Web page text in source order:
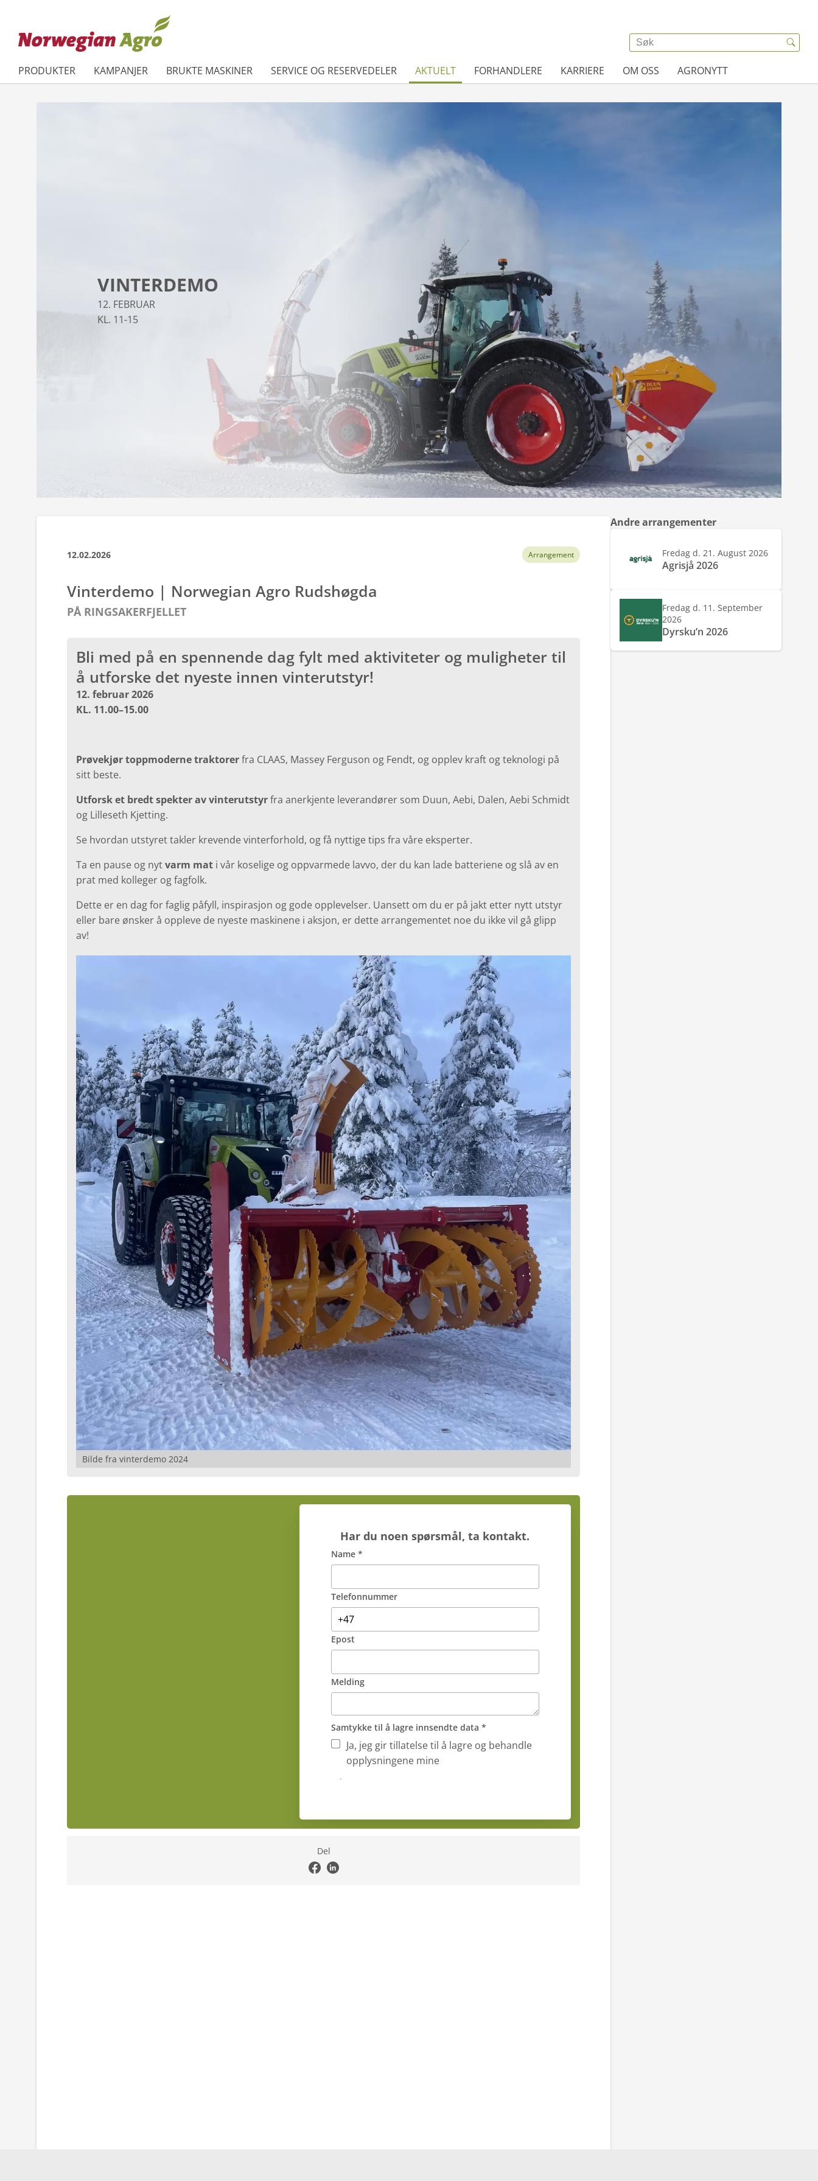
PRODUKTER KAMPANJER BRUKTE MASKINER SERVICE OG RESERVEDELER AKTUELT FORHANDLERE KARRIERE OM OSS AGRONYTT
VINTERDEMO
12. FEBRUAR
KL. 11-15
12.02.2026 Arrangement
Vinterdemo | Norwegian Agro Rudshøgda
PÅ RINGSAKERFJELLET
Bli med på en spennende dag fylt med aktiviteter og muligheter til
å utforske det nyeste innen vinterutstyr!
12. februar 2026
KL. 11.00–15.00
Prøvekjør toppmoderne traktorerfra CLAAS, Massey Ferguson og Fendt, og opplev kraft og teknologi på
sitt beste.
Utforsk et bredt spekter av vinterutstyrfra anerkjente leverandører som Duun, Aebi, Dalen, Aebi Schmidt
og Lilleseth Kjetting.
Se hvordan utstyret takler krevende vinterforhold, og få nyttige tips fra våre eksperter.
Ta en pause og nytvarm mat i vår koselige og oppvarmede lavvo, der du kan lade batteriene og slå av en
prat med kolleger og fagfolk.
Dette er en dag for faglig påfyll, inspirasjon og gode opplevelser. Uansett om du er på jakt etter nytt utstyr
eller bare ønsker å oppleve de nyeste maskinene i aksjon, er dette arrangementet noe du ikke vil gå glipp
av!
Bilde fra vinterdemo 2024
Har du noen spørsmål, ta kontakt.
Name *
Telefonnummer
Epost
Melding
Samtykke til å lagre innsendte data *
Ja, jeg gir tillatelse til å lagre og behandle
opplysningene mine
Submit
Del
Andre arrangementer
Fredag d. 21. August 2026
Agrisjå 2026
Fredag d. 11. September
2026
Dyrsku’n 2026